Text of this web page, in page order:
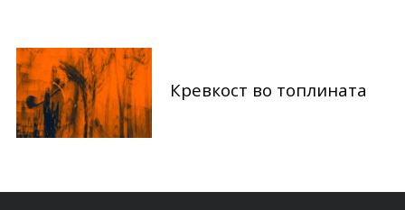
Кревкост во топлината